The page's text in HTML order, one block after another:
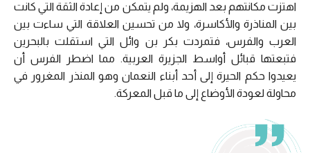
اهتزت مكانتهم بعد الهزيمة، ولم يتمكن من إعادة الثقة التي كانت
بين المناذرة والأكاسرة، ولا من تحسين العلاقة التي ساءت بين
العرب والفرس، فتمردت بكر بن وائل التي استقلت بالبحرين
فتبعتها قبائل أواسط الجزيرة العربية. مما اضطر الفرس أن
يعيدوا حكم الحيرة إلى أحد أبناء النعمان وهو المنذر المغرور في
محاولة لعودة الأوضاع إلى ما قبل المعركة.